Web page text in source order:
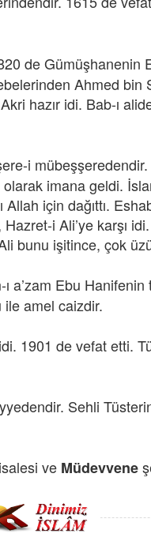
de
Ahmed bin
hazır idi. Bab-ı
i
imana geldi.
için dağıttı.
i Ali’ye karşı
işitince, çok
a’zam Ebu
ile amel caizdir.
1901 de vefat etti.
Sehli
ve Müdevvene